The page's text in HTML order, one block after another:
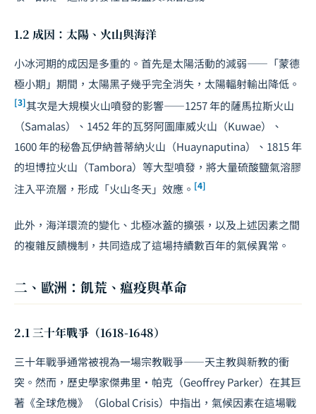
1.2 成因：太陽、火山與海洋
小冰河期的成因是多重的。首先是太陽活動的減弱——「蒙德
極小期」期間，太陽黑子幾乎完全消失，太陽輻射輸出降低。
[3]其次是大規模火山噴發的影響——1257 年的薩馬拉斯火山
（Samalas）、1452 年的瓦努阿圖庫威火山（Kuwae）、
1600 年的秘魯瓦伊納普蒂納火山（Huaynaputina）、1815 年
的坦博拉火山（Tambora）等大型噴發，將大量硫酸鹽氣溶膠
注入平流層，形成「火山冬天」效應。 [4]
此外，海洋環流的變化、北極冰蓋的擴張，以及上述因素之間
的複雜反饋機制，共同造成了這場持續數百年的氣候異常。
二、歐洲：飢荒、瘟疫與革命
2.1 三十年戰爭（1618-1648）
三十年戰爭通常被視為一場宗教戰爭——天主教與新教的衝
突。然而，歷史學家傑弗里·帕克（Geoffrey Parker）在其巨
著《全球危機》（Global Crisis）中指出，氣候因素在這場戰